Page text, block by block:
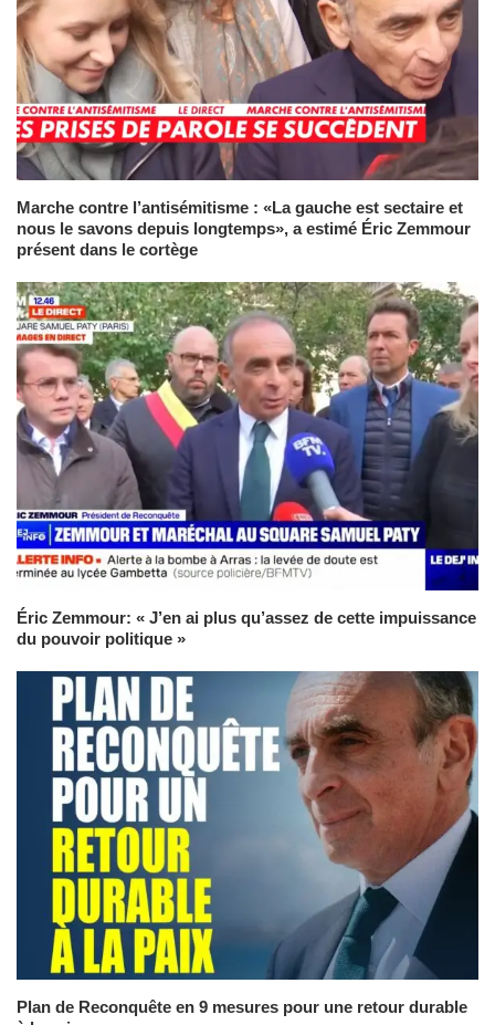
Marche contre l’antisémitisme : «La gauche est sectaire et
nous le savons depuis longtemps», a estimé Éric Zemmour
présent dans le cortège
Éric Zemmour: « J’en ai plus qu’assez de cette impuissance
du pouvoir politique »
Plan de Reconquête en 9 mesures pour une retour durable